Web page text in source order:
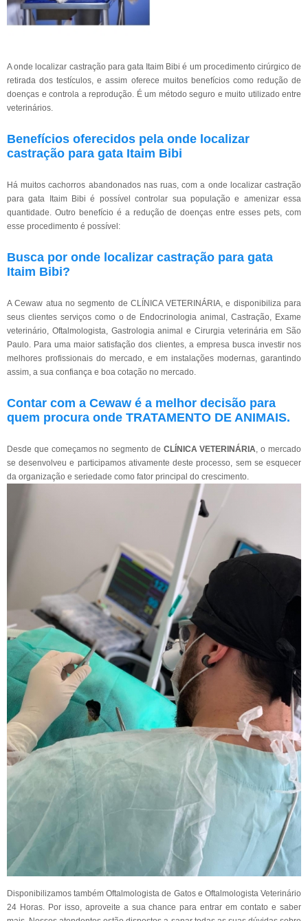
A onde localizar castração para gata Itaim Bibi é um procedimento cirúrgico de
retirada dos testículos, e assim oferece muitos benefícios como redução de
doenças e controla a reprodução. É um método seguro e muito utilizado entre
veterinários.
Benefícios oferecidos pela onde localizar
castração para gata Itaim Bibi
Há muitos cachorros abandonados nas ruas, com a onde localizar castração
para gata Itaim Bibi é possível controlar sua população e amenizar essa
quantidade. Outro benefício é a redução de doenças entre esses pets, com
esse procedimento é possível:
Busca por onde localizar castração para gata
Itaim Bibi?
A Cewaw atua no segmento de CLÍNICA VETERINÁRIA, e disponibiliza para
seus clientes serviços como o de Endocrinologia animal, Castração, Exame
veterinário, Oftalmologista, Gastrologia animal e Cirurgia veterinária em São
Paulo. Para uma maior satisfação dos clientes, a empresa busca investir nos
melhores profissionais do mercado, e em instalações modernas, garantindo
assim, a sua confiança e boa cotação no mercado.
Contar com a Cewaw é a melhor decisão para
quem procura onde TRATAMENTO DE ANIMAIS.
Desde que começamos no segmento de CLÍNICA VETERINÁRIA, o mercado
se desenvolveu e participamos ativamente deste processo, sem se esquecer
da organização e seriedade como fator principal do crescimento.
Disponibilizamos também Oftalmologista de Gatos e Oftalmologista Veterinário
24 Horas. Por isso, aproveite a sua chance para entrar em contato e saber